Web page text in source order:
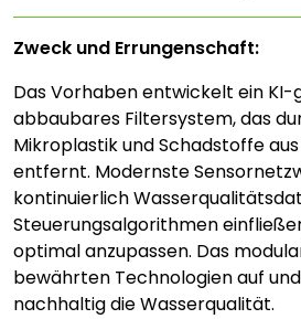
Zweck und Errungenschaft:
Das Vorhaben entwickelt ein
abbaubares Filtersystem, das
Mikroplastik und Schadstoffe
entfernt. Modernste
kontinuierlich
Steuerungsalgorithmen
optimal anzupassen. Das
bewährten Technologien auf
nachhaltig die Wasserqualität.